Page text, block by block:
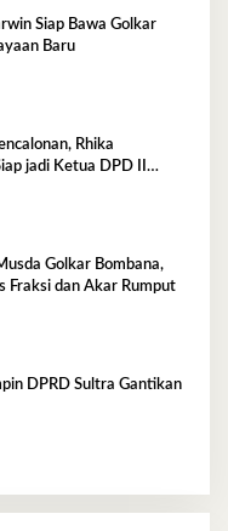
Siap Bawa Golkar
Baru
Rhika
jadi Ketua DPD II
Golkar Bombana,
Fraksi dan Akar Rumput
DPRD Sultra Gantikan